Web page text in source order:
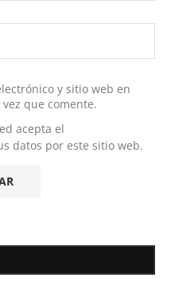
y sitio web en
que comente.
acepta el
datos por este sitio web.